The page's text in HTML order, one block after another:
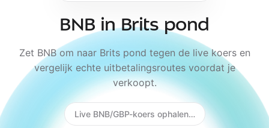
BNB in Brits pond
Zet BNB om naar Brits pond tegen de live koers en
vergelijk echte uitbetalingsroutes voordat je
verkoopt.
Live BNB/GBP-koers ophalen…